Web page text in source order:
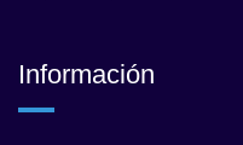
Información